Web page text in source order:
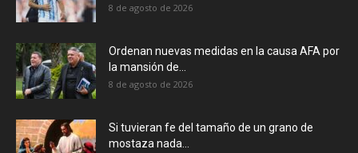
8 de agosto de 2026
Ordenan nuevas medidas en la causa AFA por
la mansión de...
8 de agosto de 2026
Si tuvieran fe del tamaño de un grano de
mostaza nada...